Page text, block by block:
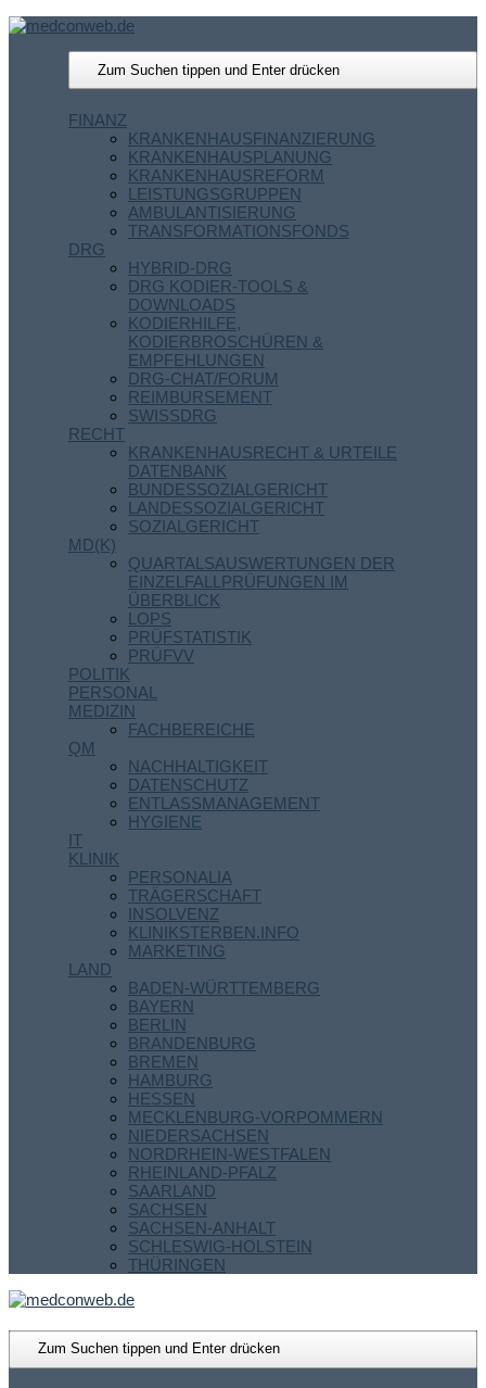
FINANZ
KRANKENHAUSFINANZIERUNG
KRANKENHAUSPLANUNG
KRANKENHAUSREFORM
LEISTUNGSGRUPPEN
AMBULANTISIERUNG
TRANSFORMATIONSFONDS
DRG
HYBRID-DRG
DRG KODIER-TOOLS &
DOWNLOADS
KODIERHILFE,
KODIERBROSCHÜREN &
EMPFEHLUNGEN
DRG-CHAT/FORUM
REIMBURSEMENT
SWISSDRG
RECHT
KRANKENHAUSRECHT & URTEILE
DATENBANK
BUNDESSOZIALGERICHT
LANDESSOZIALGERICHT
SOZIALGERICHT
MD(K)
QUARTALSAUSWERTUNGEN DER
EINZELFALLPRÜFUNGEN IM
ÜBERBLICK
LOPS
PRÜFSTATISTIK
PRÜFVV
POLITIK
PERSONAL
MEDIZIN
FACHBEREICHE
QM
NACHHALTIGKEIT
DATENSCHUTZ
ENTLASSMANAGEMENT
HYGIENE
IT
KLINIK
PERSONALIA
TRÄGERSCHAFT
INSOLVENZ
KLINIKSTERBEN.INFO
MARKETING
LAND
BADEN-WÜRTTEMBERG
BAYERN
BERLIN
BRANDENBURG
BREMEN
HAMBURG
HESSEN
MECKLENBURG-VORPOMMERN
NIEDERSACHSEN
NORDRHEIN-WESTFALEN
RHEINLAND-PFALZ
SAARLAND
SACHSEN
SACHSEN-ANHALT
SCHLESWIG-HOLSTEIN
THÜRINGEN